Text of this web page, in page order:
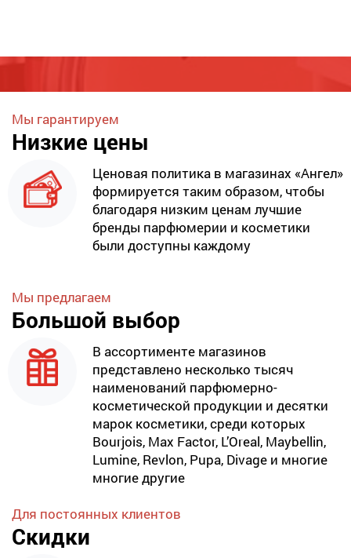
Мы гарантируем
Низкие цены
Ценовая политика в магазинах «Ангел»
формируется таким образом, чтобы
благодаря низким ценам лучшие
бренды парфюмерии и косметики
были доступны каждому
Мы предлагаем
Большой выбор
В ассортименте магазинов
представлено несколько тысяч
наименований парфюмерно-
косметической продукции и десятки
марок косметики, среди которых
Bourjois, Max Factor, L’Oreal, Maybellin,
Lumine, Revlon, Pupa, Divage и многие
многие другие
Для постоянных клиентов
Скидки